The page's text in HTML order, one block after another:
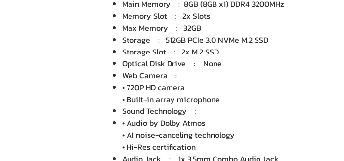
Main Memory : 8GB (8GB x1) DDR4 3200MHz
Memory Slot : 2x Slots
Max Memory : 32GB
Storage : 512GB PCIe 3.0 NVMe M.2 SSD
Storage Slot : 2x M.2 SSD
Optical Disk Drive : None
Web Camera :
• 720P HD camera
• Built-in array microphone
Sound Technology :
• Audio by Dolby Atmos
• AI noise-canceling technology
• Hi-Res certification
Audio Jack : 1x 3.5mm Combo Audio Jack